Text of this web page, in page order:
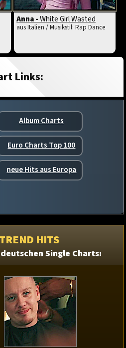
Anna -White Girl Wasted
aus Italien / Musikstil: Rap Dance
Links:
Album Charts
Euro Charts Top 100
neue Hits aus Europa
HITS
Single Charts: